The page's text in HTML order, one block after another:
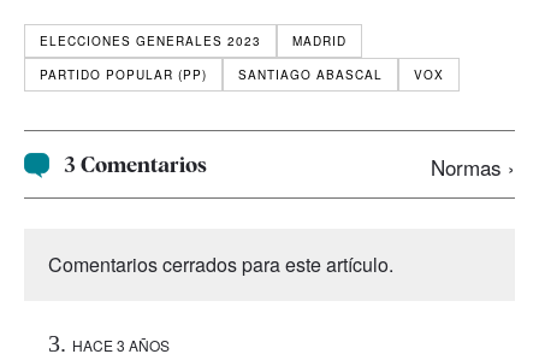
ELECCIONES GENERALES 2023
MADRID
PARTIDO POPULAR (PP)
SANTIAGO ABASCAL VOX
3 Comentarios Normas ›
Comentarios cerrados para este artículo.
HACE 3 AÑOS